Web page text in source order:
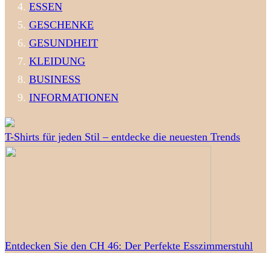
ESSEN
GESCHENKE
GESUNDHEIT
KLEIDUNG
BUSINESS
INFORMATIONEN
T-Shirts für jeden Stil – entdecke die neuesten Trends
Entdecken Sie den CH 46: Der Perfekte Esszimmerstuhl